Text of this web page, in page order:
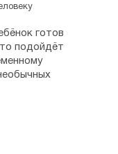
готов
подойдёт
внимание
упражнения